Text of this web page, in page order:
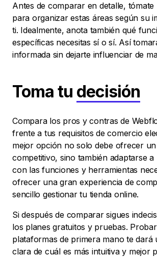
Antes de comparar en detalle,
para organizar estas áreas según su
ti. Idealmente, anota también qué
específicas necesitas sí o sí. Así
informada sin dejarte influenciar de
Toma tu decisión
Compara los pros y contras de
frente a tus requisitos de comercio
mejor opción no solo debe ofrecer
competitivo, sino también adaptarse a
con las funciones y herramientas
ofrecer una gran experiencia de
sencillo gestionar tu tienda online.
Si después de comparar sigues
los planes gratuitos y pruebas.
plataformas de primera mano te dará
clara de cuál es más intuitiva y mejor